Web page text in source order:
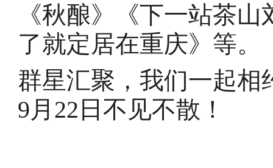
《秋酿》《下一站茶
了就定居在重庆》等。
群星汇聚，我们一起相
9月22日不见不散！